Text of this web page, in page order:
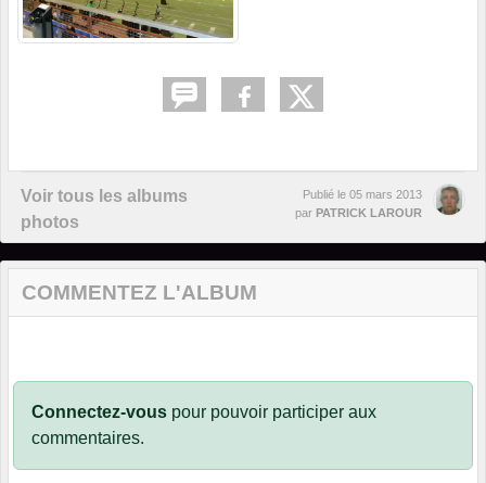
Voir tous les albums
photos
Publié le 05 mars 2013
par PATRICK LAROUR
COMMENTEZ L'ALBUM
Connectez-vous pour pouvoir participer aux
commentaires.